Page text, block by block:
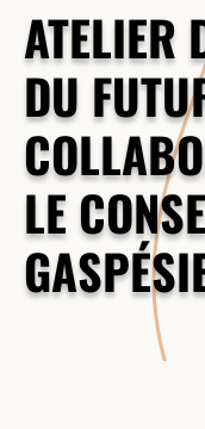
ATELIER
DU
LE